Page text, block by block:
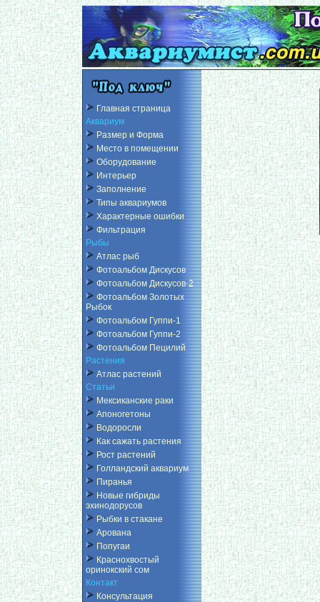
Главная страница
Аквариум
Размер и Форма
Место в помещении
Оборудование
Интерьер
Заполнение
Типы аквариумов
Характерные ошибки
Фильтрация
Рыбы
Атлас рыб
Фотоальбом Дискусов
Фотоальбом Дискусов-2
Фотоальбом Золотых
Рыбок
Фотоальбом Гуппи-1
Фотоальбом Гуппи-2
Фотоальбом Пецилий
Растения
Атлас растений
Статьи
Мексиканские раки
Апоногетоны
Водоросли
Как сажать растения
Рост растений
Голландский аквариум
Пиранья
Новые гибриды
эхинодорусов
Рыбки в стакане
Арована
Попугаи
Краснохвостый
оринокский сом
Контакт
Консультация